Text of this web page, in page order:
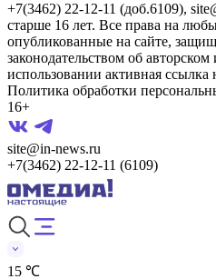
+7(3462) 22-12-11 (доб.6109),
старше 16 лет. Все права на
опубликованные на сайте,
законодательством об
использовании активная ссылка
Политика обработки
16+
site@in-news.ru
+7(3462) 22-12-11 (6109)
15 ℃